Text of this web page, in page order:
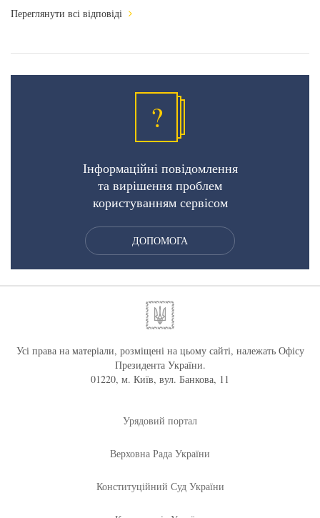
Переглянути всі відповіді
?
Інформаційні повідомлення
та вирішення проблем
користуванням сервісом
ДОПОМОГА
Усі права на матеріали, розміщені на цьому сайті, належать Офісу
Президента України.
01220, м. Київ, вул. Банкова, 11
Урядовий портал
Верховна Рада України
Конституційний Суд України